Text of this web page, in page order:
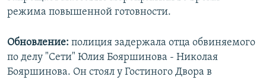
режима повышенной готовности.
Обновление: полиция задержала отца обвиняемого
по делу "Сети" Юлия Бояршинова - Николая
Бояршинова. Он стоял у Гостиного Двора в